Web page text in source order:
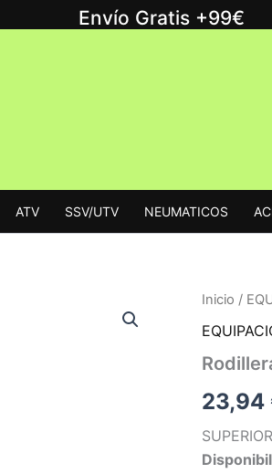
Envío Gratis +99€
ATV SSV/UTV NEUMATICOS
Inicio /
23,94